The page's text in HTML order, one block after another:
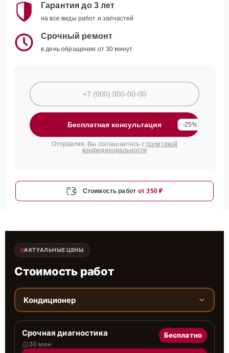
Гарантия до 3 лет
на все виды работ и запчастей
Срочный ремонт
в день обращения от 30 минут
Бесплатная консультация -25%
Отправляя, Вы соглашаетесь с политикой
конфиденциальности
Стоимость работ от 350 ₽
АКТУАЛЬНЫЕ ЦЕНЫ
Стоимость работ
Кондиционер
Срочная диагностика
30 мин
Бесплатно